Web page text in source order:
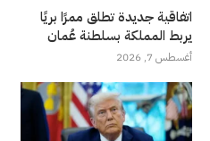
اتفاقية جديدة تطلق ممرًا بريًا
يربط المملكة بسلطنة عُمان
أغسطس 7, 2026